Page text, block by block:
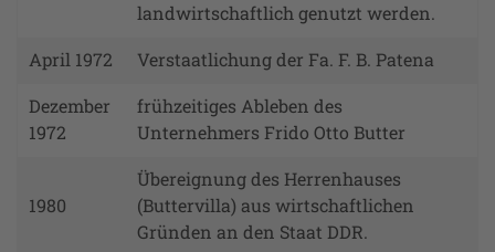
landwirtschaftlich genutzt werden.
April 1972
Verstaatlichung der Fa. F. B. Patena
Dezember
1972
frühzeitiges Ableben des
Unternehmers Frido Otto Butter
1980
Übereignung des Herrenhauses
(Buttervilla) aus wirtschaftlichen
Gründen an den Staat DDR.